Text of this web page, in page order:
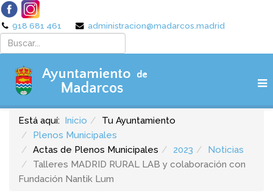
918 681 461 administracion@madarcos.madrid
Está aquí: Inicio
Tu Ayuntamiento
Plenos Municipales
Actas de Plenos Municipales
2023
Noticias
Talleres MADRID RURAL LAB y colaboración con
Fundación Nantik Lum